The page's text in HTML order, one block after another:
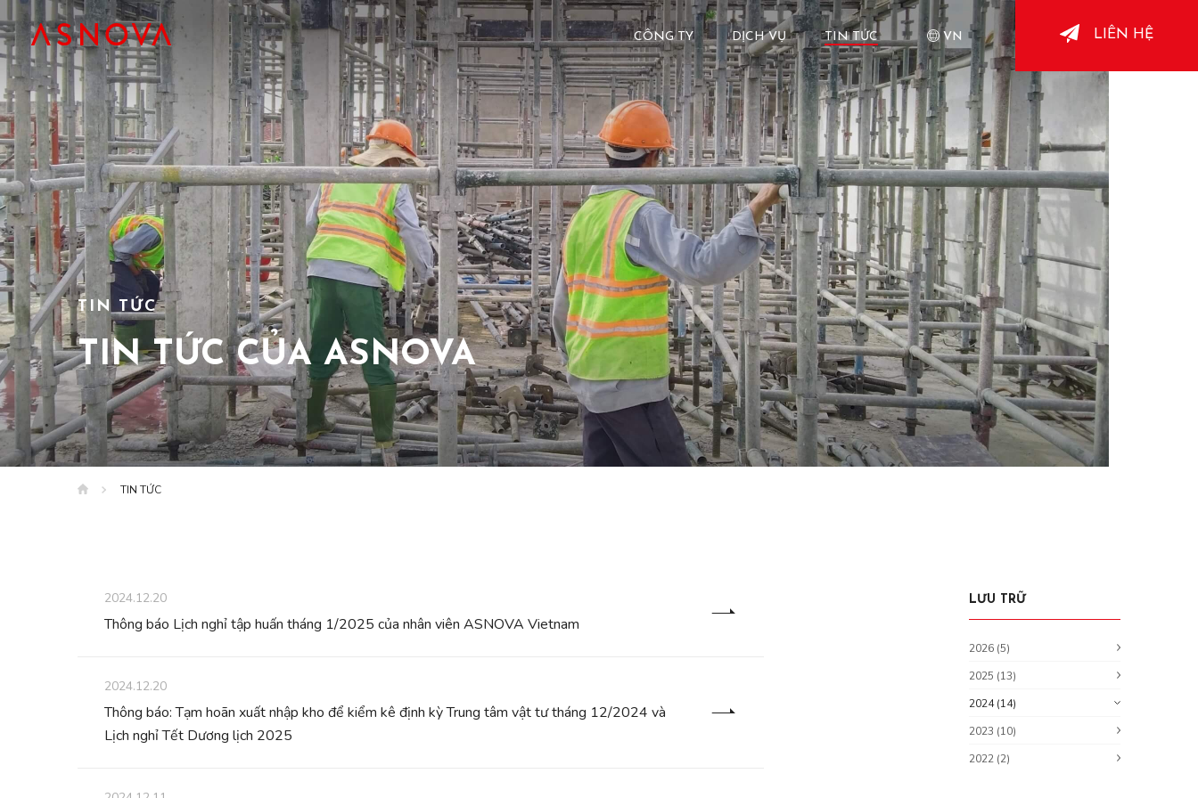
CÔNG TY DỊCH VỤ TIN TỨC VN LIÊN HỆ
TIN TỨC
TIN TỨC CỦA ASNOVA
TIN TỨC
2024.12.20
Thông báo Lịch nghỉ tập huấn tháng 1/2025 của nhân viên ASNOVA Vietnam
2024.12.20
Thông báo: Tạm hoãn xuất nhập kho để kiểm kê định kỳ Trung tâm vật tư tháng 12/2024 và
Lịch nghỉ Tết Dương lịch 2025
LƯU TRỮ
2026 (5)
2025 (13)
2024 (14)
2023 (10)
2022 (2)